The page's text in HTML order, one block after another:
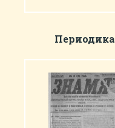
Периодика